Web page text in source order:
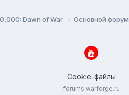
Dawn of War Основной форум
Cookie-файлы
forums.warforge.ru